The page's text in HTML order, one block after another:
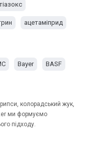
ацетаміприд
Bayer BASF
колорадський жук,
ми формуємо
підходу.